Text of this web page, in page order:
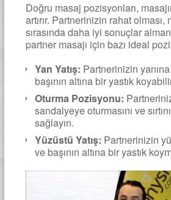
Doğru masaj pozisyonları,
artırır. Partnerinizin rahat olması,
sırasında daha iyi sonuçlar
partner masajı için bazı ideal
Yan Yatış: Partnerinizin
başının altına bir yastık
Oturma Pozisyonu:
sandalyeye oturmasını ve
sağlayın.
Yüzüstü Yatış: Partnerinizin
ve başının altına bir yastık